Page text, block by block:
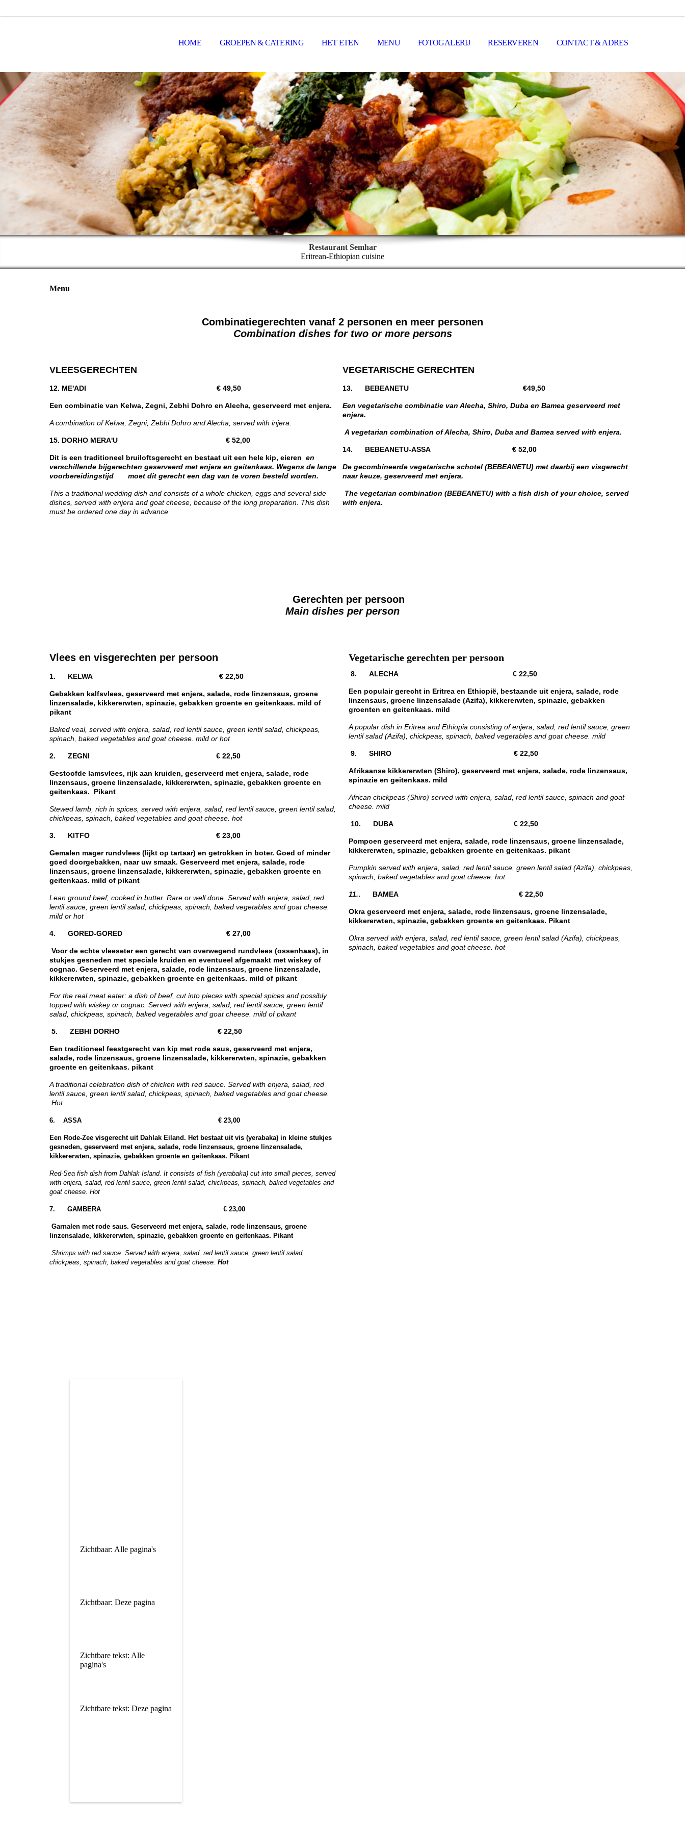
HOME GROEPEN & CATERING HET ETEN MENU FOTOGALERIJ RESERVEREN CONTACT & ADRES
Restaurant Semhar
Eritrean-Ethiopian cuisine
Menu
Combinatiegerechten vanaf 2 personen en meer personen
Combination dishes for two or more persons
VLEESGERECHTEN
12. ME'ADI € 49,50
Een combinatie van Kelwa, Zegni, Zebhi Dohro en Alecha, geserveerd met enjera.
A combination of Kelwa, Zegni, Zebhi Dohro and Alecha, served with injera.
15. DORHO MERA'U € 52,00
Dit is een traditioneel bruiloftsgerecht en bestaat uit een hele kip, eieren en
verschillende bijgerechten geserveerd met enjera en geitenkaas. Wegens de lange
voorbereidingstijd moet dit gerecht een dag van te voren besteld worden.
This a traditional wedding dish and consists of a whole chicken, eggs and several side
dishes, served with enjera and goat cheese, because of the long preparation. This dish
must be ordered one day in advance
VEGETARISCHE GERECHTEN
13. BEBEANETU €49,50
Een vegetarische combinatie van Alecha, Shiro, Duba en Bamea geserveerd met
enjera.
A vegetarian combination of Alecha, Shiro, Duba and Bamea served with enjera.
14. BEBEANETU-ASSA € 52,00
De gecombineerde vegetarische schotel (BEBEANETU) met daarbij een visgerecht
naar keuze, geserveerd met enjera.
The vegetarian combination (BEBEANETU) with a fish dish of your choice, served
with enjera.
Gerechten per persoon
Main dishes per person
Vlees en visgerechten per persoon
1. KELWA € 22,50
Gebakken kalfsvlees, geserveerd met enjera, salade, rode linzensaus, groene
linzensalade, kikkererwten, spinazie, gebakken groente en geitenkaas. mild of
pikant
Baked veal, served with enjera, salad, red lentil sauce, green lentil salad, chickpeas,
spinach, baked vegetables and goat cheese. mild or hot
2. ZEGNI € 22,50
Gestoofde lamsvlees, rijk aan kruiden, geserveerd met enjera, salade, rode
linzensaus, groene linzensalade, kikkererwten, spinazie, gebakken groente en
geitenkaas. Pikant
Stewed lamb, rich in spices, served with enjera, salad, red lentil sauce, green lentil salad,
chickpeas, spinach, baked vegetables and goat cheese. hot
3. KITFO € 23,00
Gemalen mager rundvlees (lijkt op tartaar) en getrokken in boter. Goed of minder
goed doorgebakken, naar uw smaak. Geserveerd met enjera, salade, rode
linzensaus, groene linzensalade, kikkererwten, spinazie, gebakken groente en
geitenkaas. mild of pikant
Lean ground beef, cooked in butter. Rare or well done. Served with enjera, salad, red
lentil sauce, green lentil salad, chickpeas, spinach, baked vegetables and goat cheese.
mild or hot
4. GORED-GORED € 27,00
Voor de echte vleeseter een gerecht van overwegend rundvlees (ossenhaas), in
stukjes gesneden met speciale kruiden en eventueel afgemaakt met wiskey of
cognac. Geserveerd met enjera, salade, rode linzensaus, groene linzensalade,
kikkererwten, spinazie, gebakken groente en geitenkaas. mild of pikant
For the real meat eater: a dish of beef, cut into pieces with special spices and possibly
topped with wiskey or cognac. Served with enjera, salad, red lentil sauce, green lentil
salad, chickpeas, spinach, baked vegetables and goat cheese. mild of pikant
5. ZEBHI DORHO € 22,50
Een traditioneel feestgerecht van kip met rode saus, geserveerd met enjera,
salade, rode linzensaus, groene linzensalade, kikkererwten, spinazie, gebakken
groente en geitenkaas. pikant
A traditional celebration dish of chicken with red sauce. Served with enjera, salad, red
lentil sauce, green lentil salad, chickpeas, spinach, baked vegetables and goat cheese.
Hot
6. ASSA € 23,00
Een Rode-Zee visgerecht uit Dahlak Eiland. Het bestaat uit vis (yerabaka) in kleine stukjes
gesneden, geserveerd met enjera, salade, rode linzensaus, groene linzensalade,
kikkererwten, spinazie, gebakken groente en geitenkaas. Pikant
Red-Sea fish dish from Dahlak Island. It consists of fish (yerabaka) cut into small pieces, served
with enjera, salad, red lentil sauce, green lentil salad, chickpeas, spinach, baked vegetables and
goat cheese. Hot
7. GAMBERA € 23,00
Garnalen met rode saus. Geserveerd met enjera, salade, rode linzensaus, groene
linzensalade, kikkererwten, spinazie, gebakken groente en geitenkaas. Pikant
Shrimps with red sauce. Served with enjera, salad, red lentil sauce, green lentil salad,
chickpeas, spinach, baked vegetables and goat cheese. Hot
Vegetarische gerechten per persoon
8. ALECHA € 22,50
Een populair gerecht in Eritrea en Ethiopië, bestaande uit enjera, salade, rode
linzensaus, groene linzensalade (Azifa), kikkererwten, spinazie, gebakken
groenten en geitenkaas. mild
A popular dish in Eritrea and Ethiopia consisting of enjera, salad, red lentil sauce, green
lentil salad (Azifa), chickpeas, spinach, baked vegetables and goat cheese. mild
9. SHIRO € 22,50
Afrikaanse kikkererwten (Shiro), geserveerd met enjera, salade, rode linzensaus,
spinazie en geitenkaas. mild
African chickpeas (Shiro) served with enjera, salad, red lentil sauce, spinach and goat
cheese. mild
10. DUBA € 22,50
Pompoen geserveerd met enjera, salade, rode linzensaus, groene linzensalade,
kikkererwten, spinazie, gebakken groente en geitenkaas. pikant
Pumpkin served with enjera, salad, red lentil sauce, green lentil salad (Azifa), chickpeas,
spinach, baked vegetables and goat cheese. hot
11.. BAMEA € 22,50
Okra geserveerd met enjera, salade, rode linzensaus, groene linzensalade,
kikkererwten, spinazie, gebakken groente en geitenkaas. Pikant
Okra served with enjera, salad, red lentil sauce, green lentil salad (Azifa), chickpeas,
spinach, baked vegetables and goat cheese. hot
Zichtbaar: Alle pagina's
Zichtbaar: Deze pagina
Zichtbare tekst: Alle
pagina's
Zichtbare tekst: Deze pagina